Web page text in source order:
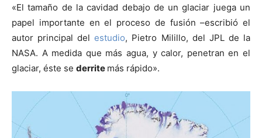
«El tamaño de la cavidad debajo de un glaciar juega un
papel importante en el proceso de fusión –escribió el
autor principal delestudio, Pietro Milillo, del JPL de la
NASA. A medida que más agua, y calor, penetran en el
glaciar, éste se derrite más rápido».